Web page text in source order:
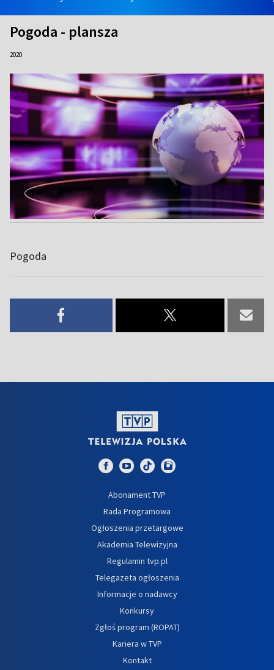
Pogoda - plansza
2020
Pogoda
Abonament TVP
Rada Programowa
Ogłoszenia przetargowe
Akademia Telewizyjna
Regulamin tvp.pl
Telegazeta ogłoszenia
Informacje o nadawcy
Konkursy
Zgłoś program (ROPAT)
Kariera w TVP
Kontakt